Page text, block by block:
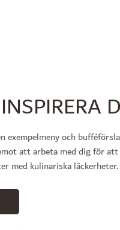
exempelmeny och
att arbeta med dig för att
med kulinariska läckerheter.